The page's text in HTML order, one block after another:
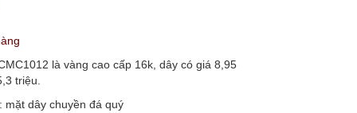
là vàng cao cấp 16k, dây có giá 8,95
triệu.
mặt dây chuyền đá quý